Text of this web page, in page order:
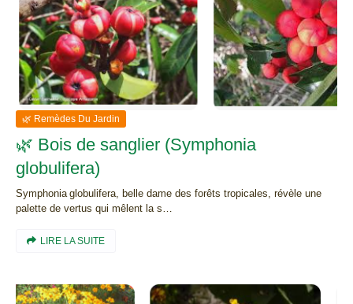
🌿 Remèdes Du Jardin
🌿 Bois de sanglier (Symphonia
globulifera)
Symphonia globulifera, belle dame des forêts tropicales, révèle une
palette de vertus qui mêlent la s…
LIRE LA SUITE